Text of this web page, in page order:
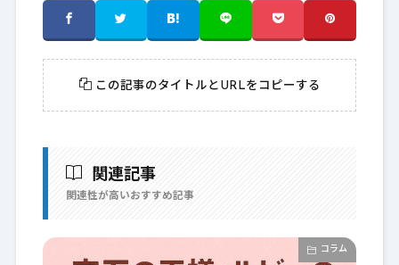
この記事のタイトルとURLをコピーする
関連記事
関連性が高いおすすめ記事
コラム